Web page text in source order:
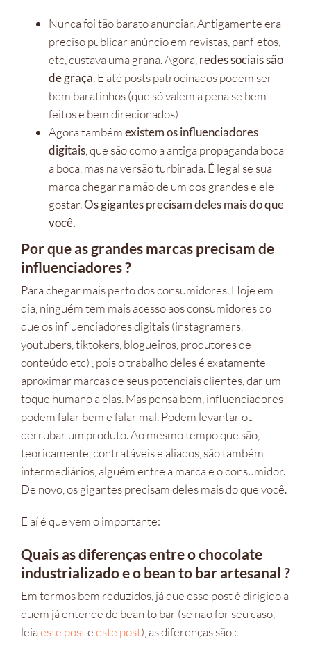
Nunca foi tão barato anunciar. Antigamente era
preciso publicar anúncio em revistas, panfletos,
etc, custava uma grana. Agora,redes sociais são
de graça. E até posts patrocinados podem ser
bem baratinhos (que só valem a pena se bem
feitos e bem direcionados)
Agora tambémexistem os influenciadores
digitais, que são como a antiga propaganda boca
a boca, mas na versão turbinada. É legal se sua
marca chegar na mão de um dos grandes e ele
gostar.Os gigantes precisam deles mais do que
você.
Por que as grandes marcas precisam de
influenciadores ?
Para chegar mais perto dos consumidores. Hoje em
dia, ninguém tem mais acesso aos consumidores do
que os influenciadores digitais (instagramers,
youtubers, tiktokers, blogueiros, produtores de
conteúdo etc) , pois o trabalho deles é exatamente
aproximar marcas de seus potenciais clientes, dar um
toque humano a elas. Mas pensa bem, influenciadores
podem falar bem e falar mal. Podem levantar ou
derrubar um produto. Ao mesmo tempo que são,
teoricamente, contratáveis e aliados, são também
intermediários, alguém entre a marca e o consumidor.
De novo, os gigantes precisam deles mais do que você.
E aí é que vem o importante:
Quais as diferenças entre o chocolate
industrializado e o bean to bar artesanal ?
Em termos bem reduzidos, já que esse post é dirigido a
quem já entende de bean to bar (se não for seu caso,
leiaeste posteeste post), as diferenças são :